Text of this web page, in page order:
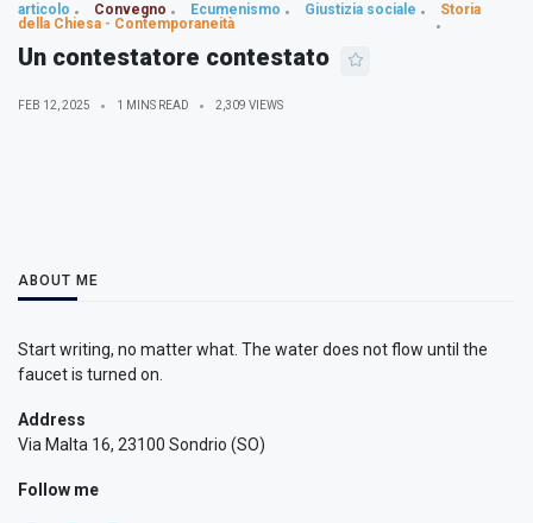
articolo Convegno Ecumenismo Giustizia sociale
Storia
della Chiesa - Contemporaneità
Un contestatore contestato
FEB 12, 2025 1 MINS READ 2,309 VIEWS
ABOUT ME
Start writing, no matter what. The water does not flow until the
faucet is turned on.
Address
Via Malta 16, 23100 Sondrio (SO)
Follow me